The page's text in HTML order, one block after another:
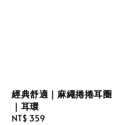
經典舒適｜麻繩捲捲耳圈
｜耳環
Regular
NT$ 359